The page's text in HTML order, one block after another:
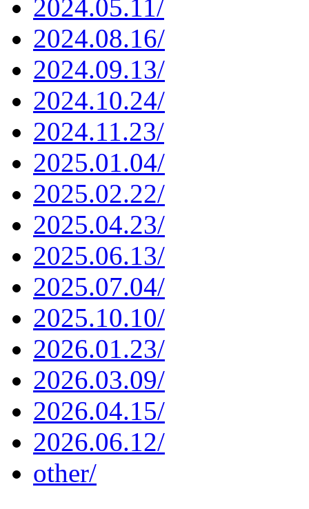
2024.05.11/
2024.08.16/
2024.09.13/
2024.10.24/
2024.11.23/
2025.01.04/
2025.02.22/
2025.04.23/
2025.06.13/
2025.07.04/
2025.10.10/
2026.01.23/
2026.03.09/
2026.04.15/
2026.06.12/
other/